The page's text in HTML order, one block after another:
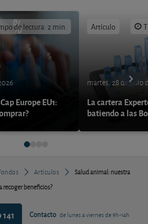
de lectura: 2 min.
Europe EU1:
Artículo
martes, 28 de julio
La cartera
batiendo a las
Artículos
Salud animal: nuestra
recoger beneficios?
Contacto de lunes a viernes de 9h-14h